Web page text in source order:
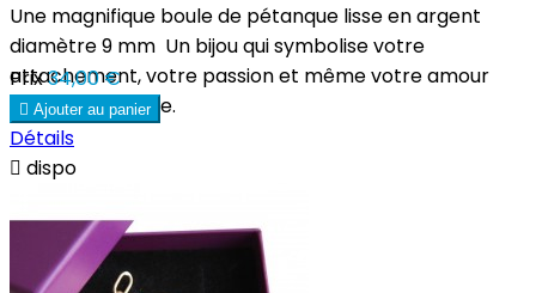
Une magnifique boule de pétanque lisse en argent
diamètre 9 mm Un bijou qui symbolise votre
attachement, votre passion et même votre amour
pour la pétanque.
Prix34,00 €
 Ajouter au panier
Détails
 dispo